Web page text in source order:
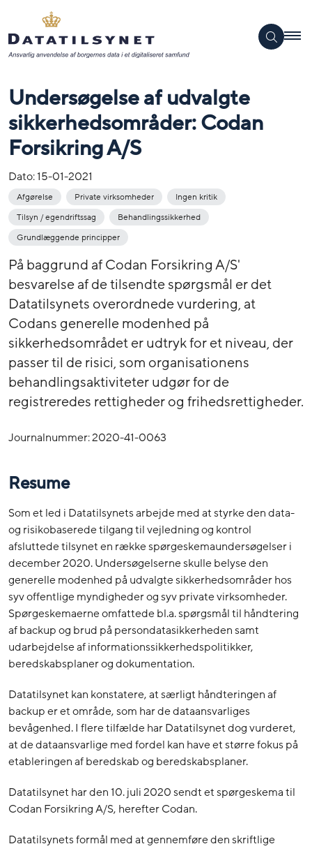
Undersøgelse af udvalgte
sikkerhedsområder: Codan
Forsikring A/S
Dato:15-01-2021
Afgørelse Private virksomheder
Ingen kritik
Tilsyn / egendriftssag
Behandlingssikkerhed
Grundlæggende principper
På baggrund af Codan Forsikring A/S'
besvarelse af de tilsendte spørgsmål er det
Datatilsynets overordnede vurdering, at
Codans generelle modenhed på
sikkerhedsområdet er udtryk for et niveau, der
passer til de risici, som organisationens
behandlingsaktiviteter udgør for de
registreredes rettigheder og frihedsrettigheder.
Journalnummer: 2020-41-0063
Resume
Som et led i Datatilsynets arbejde med at styrke den data-
og risikobaserede tilgang til vejledning og kontrol
afsluttede tilsynet en række spørgeskemaundersøgelser i
december 2020. Undersøgelserne skulle belyse den
generelle modenhed på udvalgte sikkerhedsområder hos
syv offentlige myndigheder og syv private virksomheder.
Spørgeskemaerne omfattede bl.a. spørgsmål til håndtering
af backup og brud på persondatasikkerheden samt
udarbejdelse af informationssikkerhedspolitikker,
beredskabsplaner og dokumentation.
Datatilsynet kan konstatere, at særligt håndteringen af
backup er et område, som har de dataansvarliges
bevågenhed. I flere tilfælde har Datatilsynet dog vurderet,
at de dataansvarlige med fordel kan have et større fokus på
etableringen af beredskab og beredskabsplaner.
Datatilsynet har den 10. juli 2020 sendt et spørgeskema til
Codan Forsikring A/S, herefter Codan.
Datatilsynets formål med at gennemføre den skriftlige